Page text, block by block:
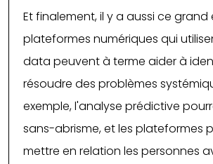
Et finalement, il y a aussi ce grand
plateformes numériques qui
data peuvent à terme aider à
résoudre des problèmes
exemple, l'analyse prédictive
sans-abrisme, et les plateformes
mettre en relation les personnes